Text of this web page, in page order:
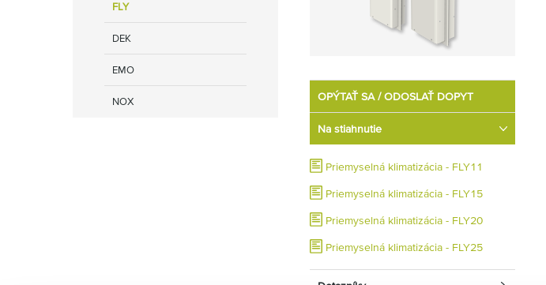
FLY
DEK
EMO
NOX OPÝTAŤ SA / ODOSLAŤ DOPYT
Na stiahnutie
Priemyselná klimatizácia - FLY11
Priemyselná klimatizácia - FLY15
Priemyselná klimatizácia - FLY20
Priemyselná klimatizácia - FLY25
Priemyselná klimatizácia - FLY32